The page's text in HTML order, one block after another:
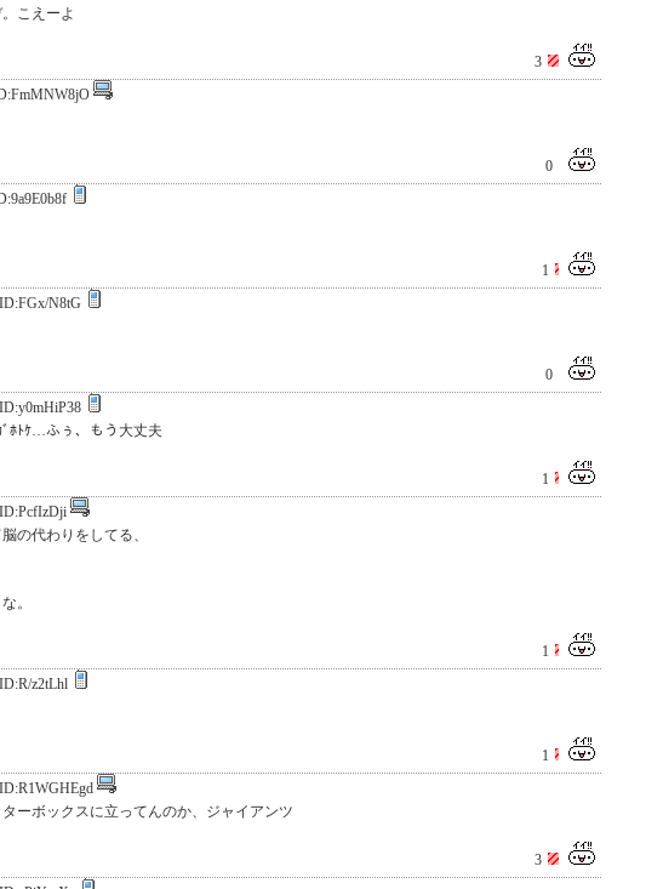
こえーよ
3
0
1
ID:FGx/N8tG
0
ID:y0mHiP38
ｶﾞﾎﾄｹ…ふぅ、もう大丈夫
1
ID:PcfIzDji
の代わりをしてる、
。
1
ID:R/z2tLhl
1
ID:R1WGHEgd
ーボックスに立ってんのか、ジャイアンツ
3